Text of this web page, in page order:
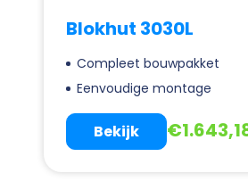
Blokhut 3030L
Compleet bouwpakket
Eenvoudige montage
€
Bekijk